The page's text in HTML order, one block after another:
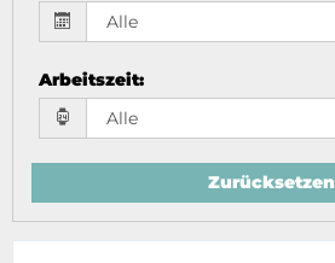
Arbeitszeit:
Zurücksetzen